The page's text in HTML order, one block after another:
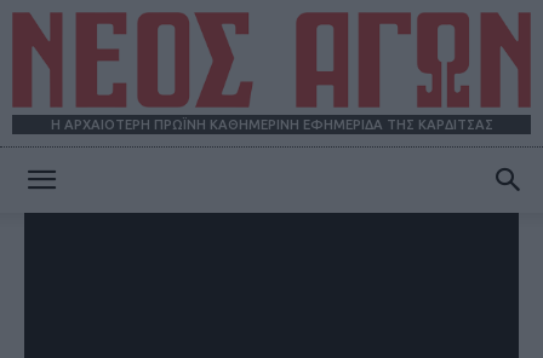
Η ΑΡΧΑΙΟΤΕΡΗ ΠΡΩΪΝΗ ΚΑΘΗΜΕΡΙΝΗ ΕΦΗΜΕΡΙΔΑ ΤΗΣ ΚΑΡΔΙΤΣΑΣ